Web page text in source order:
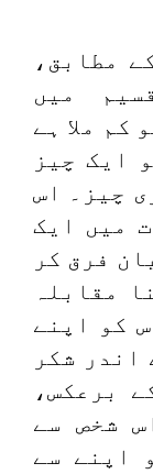
مطابق،
میں
کم ملا ہے
ایک چیز
چیز۔ اس
میں ایک
فرق کر
مقابلہ
کو اپنے
شکر
برعکس،
شخص سے
اپنے سے